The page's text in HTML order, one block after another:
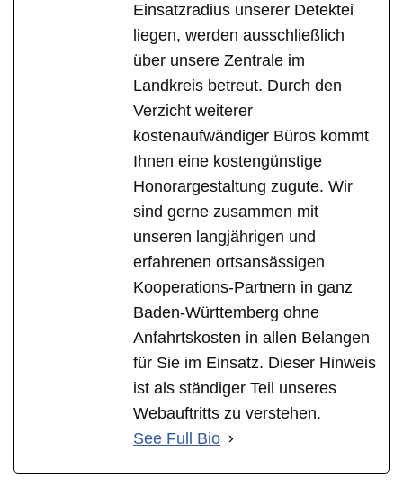
Einsatzradius unserer Detektei
liegen, werden ausschließlich
über unsere Zentrale im
Landkreis betreut. Durch den
Verzicht weiterer
kostenaufwändiger Büros kommt
Ihnen eine kostengünstige
Honorargestaltung zugute. Wir
sind gerne zusammen mit
unseren langjährigen und
erfahrenen ortsansässigen
Kooperations-Partnern in ganz
Baden-Württemberg ohne
Anfahrtskosten in allen Belangen
für Sie im Einsatz. Dieser Hinweis
ist als ständiger Teil unseres
Webauftritts zu verstehen.
See Full Bio